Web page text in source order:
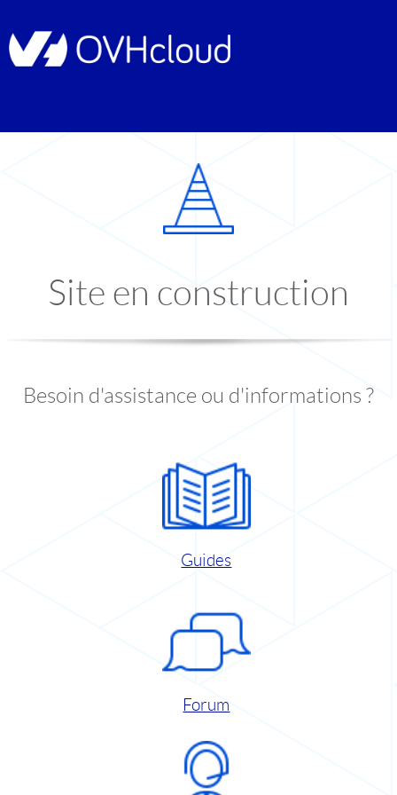
Site en construction
Besoin d'assistance ou d'informations ?
Guides
Forum